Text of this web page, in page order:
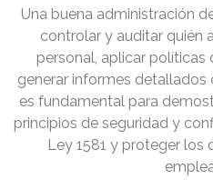
Una buena administración
controlar y auditar quién
personal, aplicar
generar informes
es fundamental para
principios de seguridad y
Ley 1581 y proteger los